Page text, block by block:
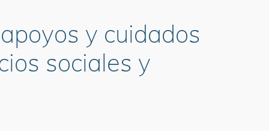
y cuidados
sociales y